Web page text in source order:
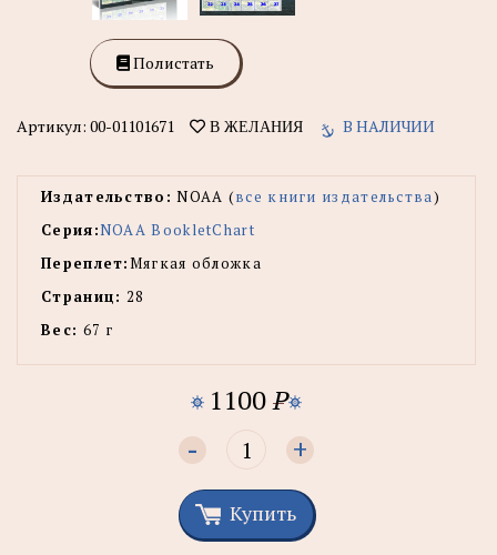
Полистать
Артикул: 00-01101671 В ЖЕЛАНИЯ В НАЛИЧИИ
Издательство: NOAA (все книги издательства)
Серия:NOAA BookletChart
Переплет:Мягкая обложка
Страниц: 28
Вес: 67 г
1100P
- +
Купить